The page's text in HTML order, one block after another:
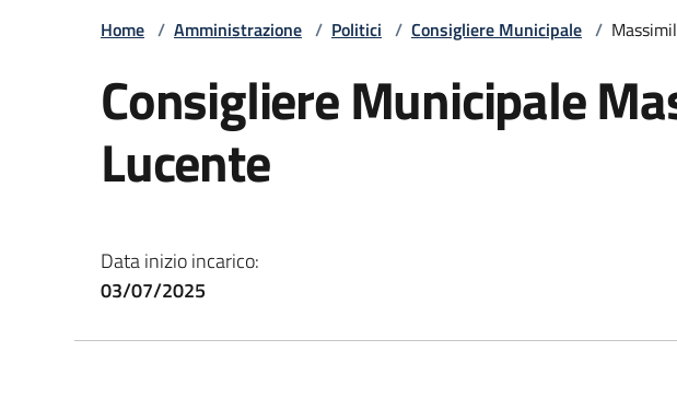
Home / Amministrazione / Politici / Consigliere Municipale /
Consigliere Municipale
Lucente
Data inizio incarico:
03/07/2025